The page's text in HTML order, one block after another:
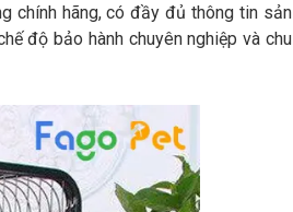
chính hãng, có đầy đủ thông tin sản
độ bảo hành chuyên nghiệp và chu